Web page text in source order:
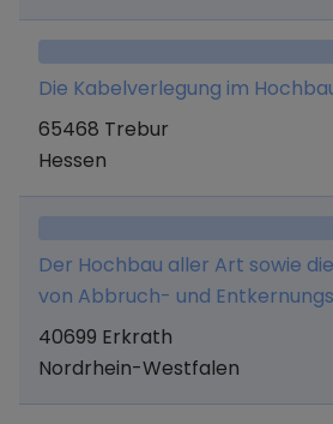
genutzt werden, als
herzustellen, zu vertreiben
Die Kabelverlegung im
65468 Trebur
Hessen
Der Hochbau aller Art sowie
von Abbruch- und
40699 Erkrath
Nordrhein-Westfalen